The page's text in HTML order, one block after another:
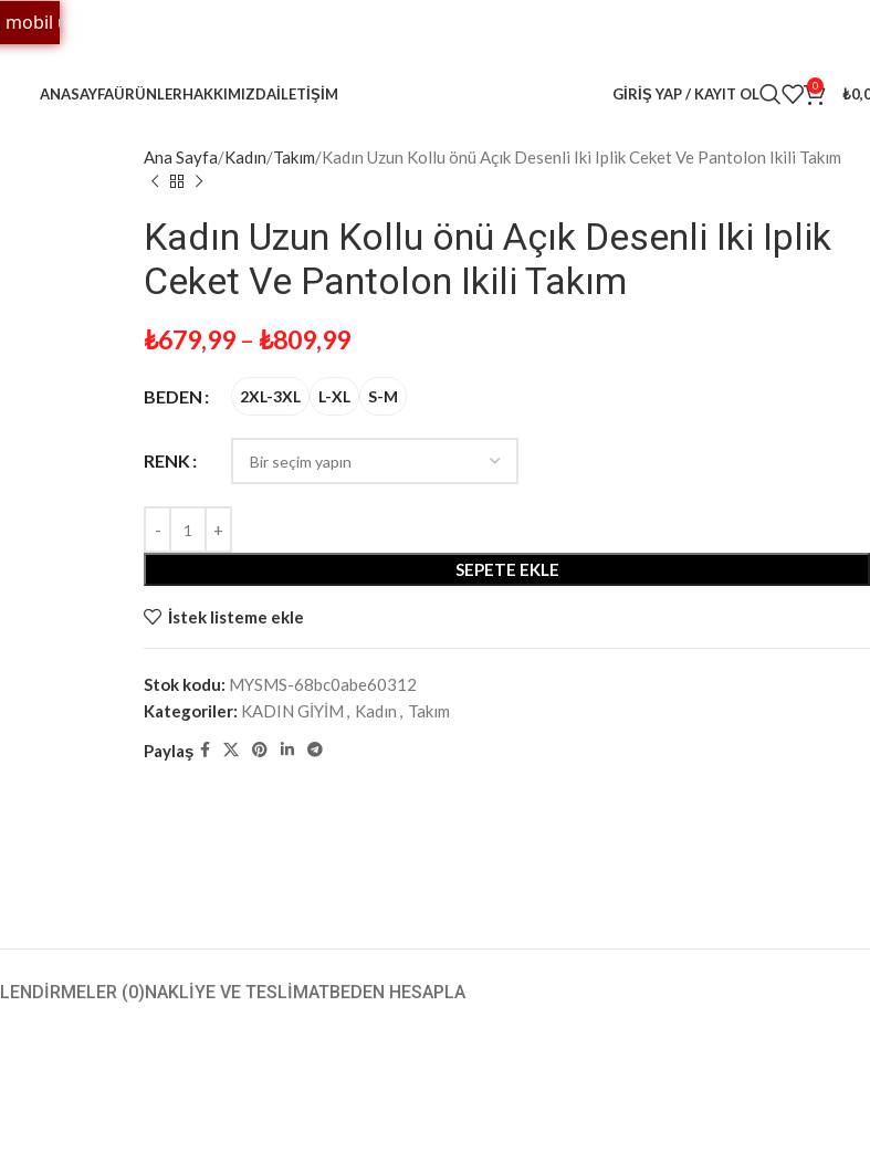
uygulamamızı indir;
ANASAYFAÜRÜNLERHAKKIMIZDAİLETIŞIM GIRIŞ YAP / KAYIT OL 0 ₺
Ana Sayfa Kadın Takım Kadın Uzun Kollu önü Açık Desenli Iki Iplik Ceket Ve Pantolon Ikili Takım
Kadın Uzun Kollu önü Açık Desenli Iki Iplik
Ceket Ve Pantolon Ikili Takım
₺679,99 – ₺809,99
BEDEN 2XL-3XL L-XL S-M
RENK
SEPETE EKLE
İstek listeme ekle
Stok kodu: MYSMS-68bc0abe60312
Kategoriler: KADIN GİYİM , Kadın , Takım
Paylaş
(0)NAKLIYE VE TESLIMATBEDEN HESAPLA